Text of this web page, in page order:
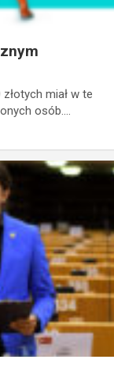
miał w te
osób.…